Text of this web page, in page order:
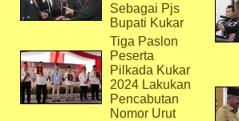
Sebagai Pjs
Bupati Kukar
Tiga Paslon
Peserta
Pilkada Kukar
2024 Lakukan
Pencabutan
Nomor Urut